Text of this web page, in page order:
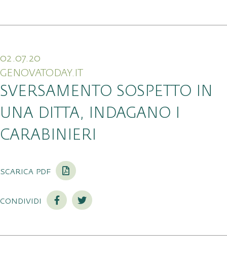
02.07.20
GENOVATODAY.IT
SVERSAMENTO SOSPETTO IN
UNA DITTA, INDAGANO I
CARABINIERI
scarica pdf
condividi